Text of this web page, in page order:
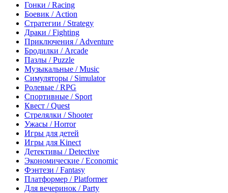
Гонки / Racing
Боевик / Action
Стратегии / Strategy
Драки / Fighting
Приключения / Adventure
Бродилки / Arcade
Пазлы / Puzzle
Музыкальные / Music
Симуляторы / Simulator
Ролевые / RPG
Спортивные / Sport
Квест / Quest
Стрелялки / Shooter
Ужасы / Horror
Игры для детей
Игры для Kinect
Детективы / Detective
Экономические / Economic
Фэнтези / Fantasy
Платформер / Platformer
Для вечеринок / Party